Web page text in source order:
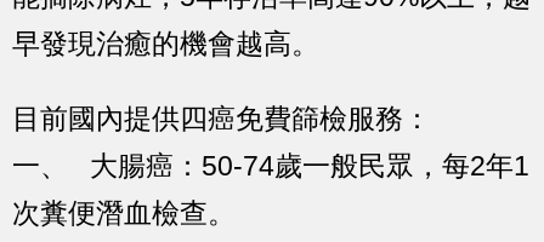
早發現治癒的機會越高。
目前國內提供四癌免費篩檢服務：
一、 大腸癌：50-74歲一般民眾，每2年1
次糞便潛血檢查。